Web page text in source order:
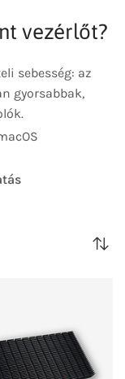
vezérlőt?
sebesség: az
gyorsabbak,